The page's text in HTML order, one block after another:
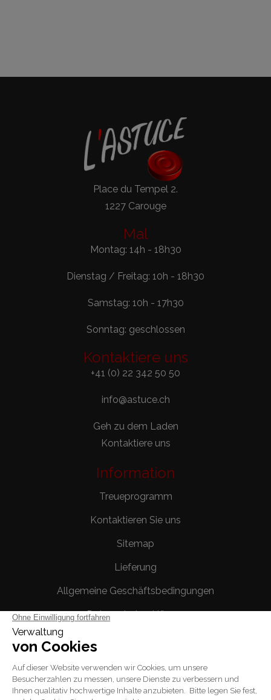
Place du Tempel 2.
1227 Carouge
Mal
Montag: 14h - 18h30
Dienstag / Freitag: 10h - 18h30
Samstag: 10h - 17h30
Sonntag: geschlossen
Kontaktiere uns
+41 (0) 22 342 50 50
info@astuce.ch
Geh zu dem Laden
Kontaktiere uns
Information
Treueprogramm
Kontaktieren Sie uns
Sitemap
Lieferung
Allgemeine Geschäftsbedingungen
Datenschutzerklärung
Ihr Konto